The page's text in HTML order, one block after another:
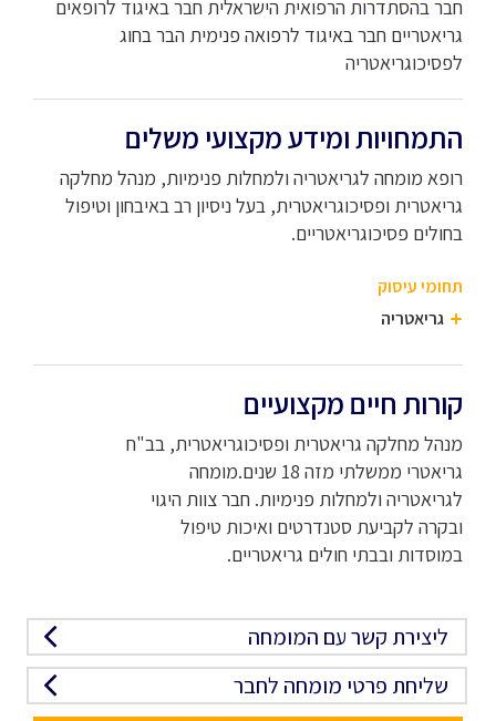
חבר בהסתדרות הרפואית הישראלית חבר באיגוד לרופאים
גריאטריים חבר באיגוד לרפואה פנימית הבר בחוג
לפסיכוגריאטריה
התמחויות ומידע מקצועי משלים
רופא מומחה לגריאטריה ולמחלות פנימיות, מנהל מחלקה
גריאטרית ופסיכוגריאטרית, בעל ניסיון רב באיבחון וטיפול
בחולים פסיכוגריאטריים.
תחומי עיסוק
גריאטריה
קורות חיים מקצועיים
מנהל מחלקה גריאטרית ופסיכוגריאטרית, בב"ח
גריאטרי ממשלתי מזה 18 שנים.מומחה
לגריאטריה ולמחלות פנימיות. חבר צוות היגוי
ובקרה לקביעת סטנדרטים ואיכות טיפול
במוסדות ובבתי חולים גריאטריים.
ליצירת קשר עם המומחה
שליחת פרטי מומחה לחבר